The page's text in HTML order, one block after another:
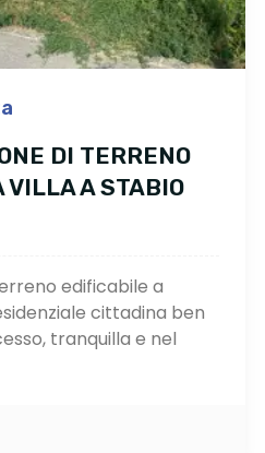
DI TERRENO
VILLA A STABIO
edificabile a
cittadina ben
tranquilla e nel